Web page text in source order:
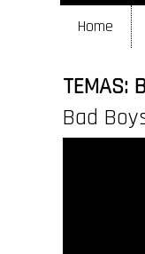
Home
TEMAS:
Bad